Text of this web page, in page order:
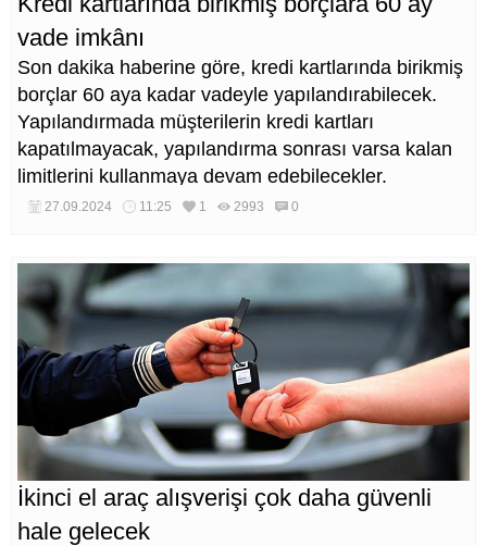
vade imkânı
Son dakika haberine göre, kredi kartlarında birikmiş
borçlar 60 aya kadar vadeyle yapılandırabilecek.
Yapılandırmada müşterilerin kredi kartları
kapatılmayacak, yapılandırma sonrası varsa kalan
limitlerini kullanmaya devam edebilecekler.
27.09.2024 11:25 1 2993 0
İkinci el araç alışverişi çok daha güvenli
hale gelecek